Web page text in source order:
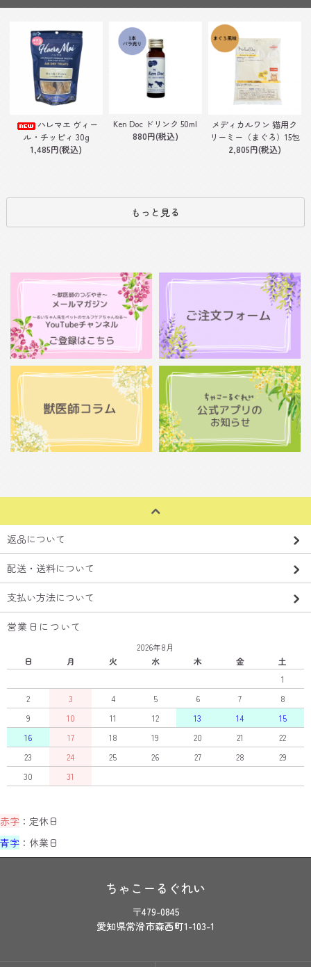
ハレマエ ヴィー
ル・チッピィ 30g
1,485円(税込)
Ken Doc ドリンク 50ml
880円(税込)
メディカルワン 猫用ク
リーミー（まぐろ）15包
2,805円(税込)
もっと見る
返品について
配送・送料について
支払い方法について
営業日について
2026年8月
日
月 火 水 木 金
土
1
2
3 4 5 6 7
8
9
10 11 12 13 14
15
16
17 18 19 20 21
22
23
24 25 26 27 28
29
30
31
赤字 ：定休日
青字 ：休業日
ちゃこーるぐれい
〒479-0845
愛知県常滑市森西町1-103-1